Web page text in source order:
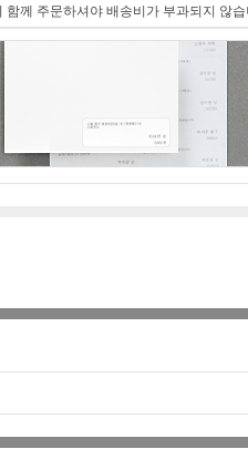
함께 주문하셔야 배송비가 부과되지 않